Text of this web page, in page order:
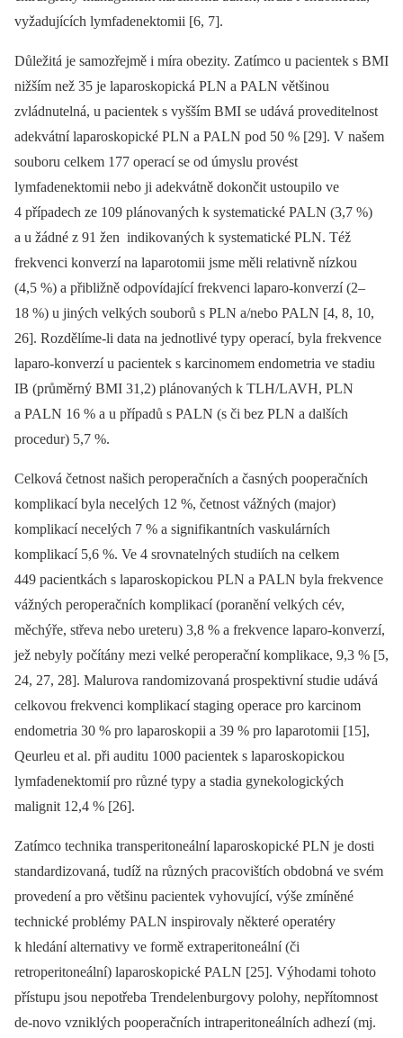
vyžadujících lymfadenektomii [6, 7].
Důležitá je samozřejmě i míra obezity. Zatímco u pacientek s BMI
nižším než 35 je laparoskopická PLN a PALN většinou
zvládnutelná, u pacientek s vyšším BMI se udává proveditelnost
adekvátní laparoskopické PLN a PALN pod 50 % [29]. V našem
souboru celkem 177 operací se od úmyslu provést
lymfadenektomii nebo ji adekvátně dokončit ustoupilo ve
4 případech ze 109 plánovaných k systematické PALN (3,7 %)
a u žádné z 91 žen indikovaných k systematické PLN. Též
frekvenci konverzí na laparotomii jsme měli relativně nízkou
(4,5 %) a přibližně odpovídající frekvenci laparo-konverzí (2–
18 %) u jiných velkých souborů s PLN a/nebo PALN [4, 8, 10,
26]. Rozdělíme-li data na jednotlivé typy operací, byla frekvence
laparo-konverzí u pacientek s karcinomem endometria ve stadiu
IB (průměrný BMI 31,2) plánovaných k TLH/LAVH, PLN
a PALN 16 % a u případů s PALN (s či bez PLN a dalších
procedur) 5,7 %.
Celková četnost našich peroperačních a časných pooperačních
komplikací byla necelých 12 %, četnost vážných (major)
komplikací necelých 7 % a signifikantních vaskulárních
komplikací 5,6 %. Ve 4 srovnatelných studiích na celkem
449 pacientkách s laparoskopickou PLN a PALN byla frekvence
vážných peroperačních komplikací (poranění velkých cév,
měchýře, střeva nebo ureteru) 3,8 % a frekvence laparo-konverzí,
jež nebyly počítány mezi velké peroperační komplikace, 9,3 % [5,
24, 27, 28]. Malurova randomizovaná prospektivní studie udává
celkovou frekvenci komplikací staging operace pro karcinom
endometria 30 % pro laparoskopii a 39 % pro laparotomii [15],
Qeurleu et al. při auditu 1000 pacientek s laparoskopickou
lymfadenektomií pro různé typy a stadia gynekologických
malignit 12,4 % [26].
Zatímco technika transperitoneální laparoskopické PLN je dosti
standardizovaná, tudíž na různých pracovištích obdobná ve svém
provedení a pro většinu pacientek vyhovující, výše zmíněné
technické problémy PALN inspirovaly některé operatéry
k hledání alternativy ve formě extraperitoneální (či
retroperitoneální) laparoskopické PALN [25]. Výhodami tohoto
přístupu jsou nepotřeba Trendelenburgovy polohy, nepřítomnost
de-novo vzniklých pooperačních intraperitoneálních adhezí (mj.